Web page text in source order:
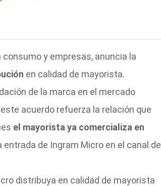
y empresas, anuncia la
en calidad de mayorista.
de la marca en el mercado
acuerdo refuerza la relación que
el mayorista ya comercializa en
entrada de Ingram Micro en el canal de
distribuya en calidad de mayorista